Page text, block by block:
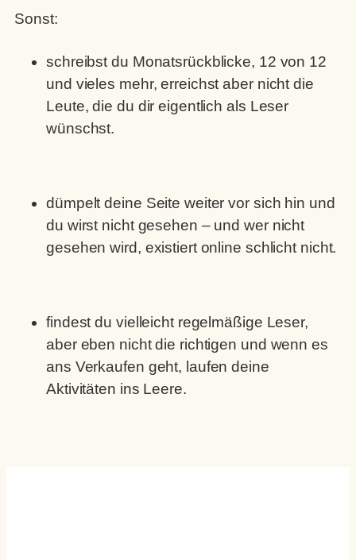
Sonst:
schreibst du Monatsrückblicke, 12 von 12
und vieles mehr, erreichst aber nicht die
Leute, die du dir eigentlich als Leser
wünschst.
dümpelt deine Seite weiter vor sich hin und
du wirst nicht gesehen – und wer nicht
gesehen wird, existiert online schlicht nicht.
findest du vielleicht regelmäßige Leser,
aber eben nicht die richtigen und wenn es
ans Verkaufen geht, laufen deine
Aktivitäten ins Leere.